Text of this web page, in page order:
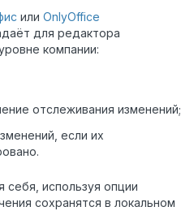
или OnlyOffice
для редактора
компании:
отслеживания изменений;
если их
используя опции
сохранятся в локальном